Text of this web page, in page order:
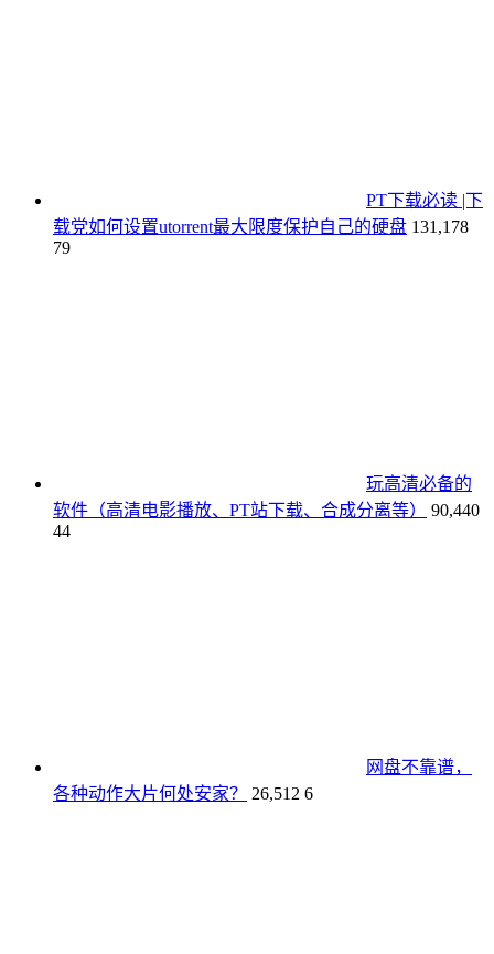
PT下载必读 |下
载党如何设置utorrent最大限度保护自己的硬盘 131,178
79
玩高清必备的
软件（高清电影播放、PT站下载、合成分离等）
90,440
44
网盘不靠谱，
各种动作大片何处安家？
26,512 6